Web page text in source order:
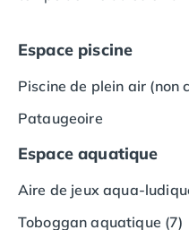
Camping Hérault
Camping Agde
Camping Béziers
Camping Marseillan-
Camping Montpellier
Camping Sète
Camping Valras-Plage
de l’Ombrie.
Espace piscine
Piscine de plein air (non
Pataugeoire
Espace aquatique
Aire de jeux aqua-
Toboggan aquatique (7)